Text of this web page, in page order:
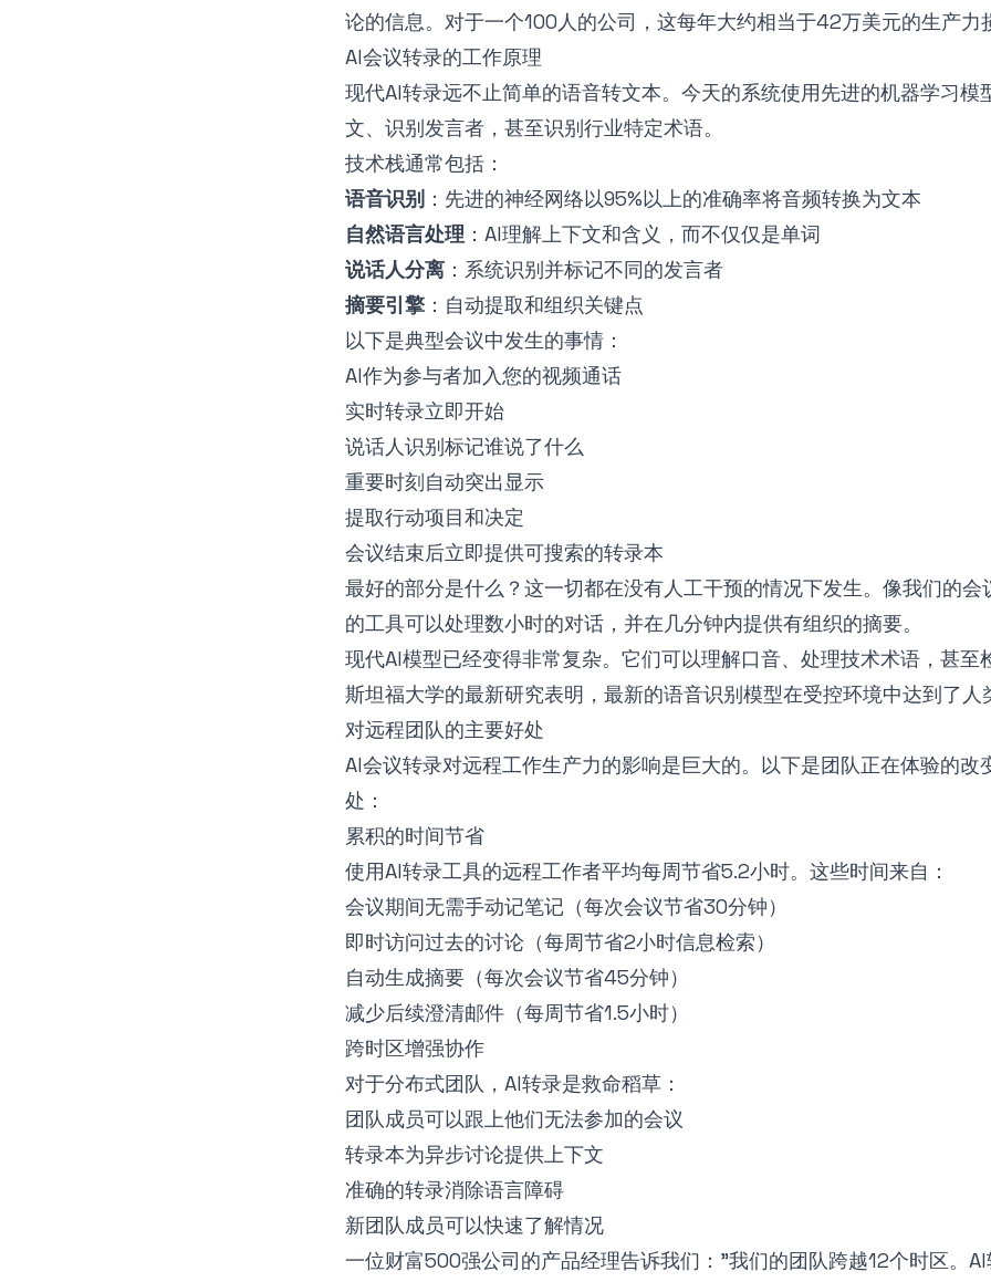
论的信息。对于一个100人的公司，这每年大约相当于42万美元的生产力
AI会议转录的工作原理
现代AI转录远不止简单的语音转文本。今天的系统使用先进的机器学习模
文、识别发言者，甚至识别行业特定术语。
技术栈通常包括：
语音识别 ：先进的神经网络以95%以上的准确率将音频转换为文本
自然语言处理 ：AI理解上下文和含义，而不仅仅是单词
说话人分离 ：系统识别并标记不同的发言者
摘要引擎：自动提取和组织关键点
以下是典型会议中发生的事情：
AI作为参与者加入您的视频通话
实时转录立即开始
说话人识别标记谁说了什么
重要时刻自动突出显示
提取行动项目和决定
会议结束后立即提供可搜索的转录本
最好的部分是什么？这一切都在没有人工干预的情况下发生。像我们的会
的工具可以处理数小时的对话，并在几分钟内提供有组织的摘要。
现代AI模型已经变得非常复杂。它们可以理解口音、处理技术术语，甚至
斯坦福大学的最新研究表明，最新的语音识别模型在受控环境中达到了人
对远程团队的主要好处
AI会议转录对远程工作生产力的影响是巨大的。以下是团队正在体验的改
处：
累积的时间节省
使用AI转录工具的远程工作者平均每周节省5.2小时。这些时间来自：
会议期间无需手动记笔记（每次会议节省30分钟）
即时访问过去的讨论（每周节省2小时信息检索）
自动生成摘要（每次会议节省45分钟）
减少后续澄清邮件（每周节省1.5小时）
跨时区增强协作
对于分布式团队，AI转录是救命稻草：
团队成员可以跟上他们无法参加的会议
转录本为异步讨论提供上下文
准确的转录消除语言障碍
新团队成员可以快速了解情况
一位财富500强公司的产品经理告诉我们："我们的团队跨越12个时区。